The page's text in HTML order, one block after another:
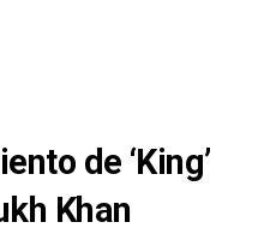
de ‘King’
Khan